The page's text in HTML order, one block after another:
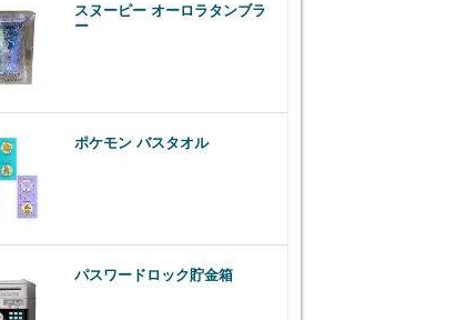
スヌーピー オーロラタンブラ
ー
ポケモン バスタオル
パスワードロック貯金箱